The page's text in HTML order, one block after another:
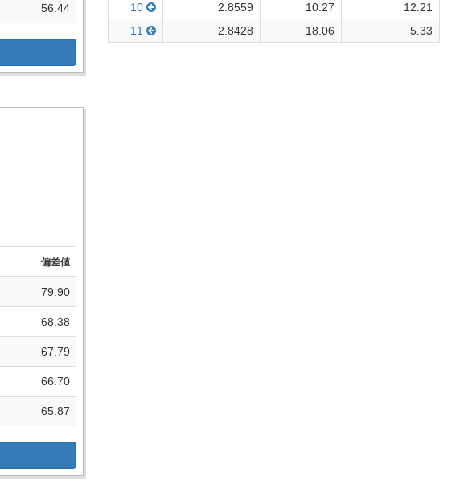
56.44
偏差値
79.90
68.38
67.79
66.70
65.87
10
2.8559 10.27
12.21
11
2.8428 18.06 5.33